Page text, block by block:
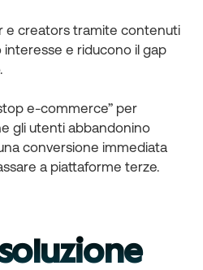
e creators tramite contenuti
e riducono il gap
e-commerce” per
gli utenti abbandonino
conversione immediata
a piattaforme terze.